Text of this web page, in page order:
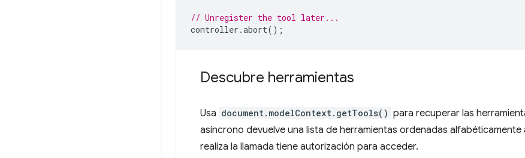
// Unregister the tool later...
controller .abort();
Descubre herramientas
Usa document.modelContext.getTools() para recuperar las
asíncrono devuelve una lista de herramientas ordenadas
realiza la llamada tiene autorización para acceder.